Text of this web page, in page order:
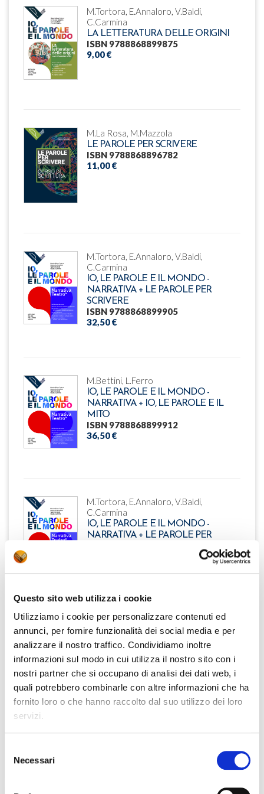
Questo sito web utilizza i cookie
Utilizziamo i cookie per personalizzare contenuti ed
annunci, per fornire funzionalità dei social media e per
analizzare il nostro traffico. Condividiamo inoltre
informazioni sul modo in cui utilizza il nostro sito con i
nostri partner che si occupano di analisi dei dati web, i
quali potrebbero combinarle con altre informazioni che ha
fornito loro o che hanno raccolto dal suo utilizzo dei loro
servizi.
delNecessari
M.Tortora, E.Annaloro, V.Baldi,
C.Carmina
LA LETTERATURA DELLE ORIGINI
ISBN 9788868899875
9,00 €
M.La Rosa, M.Mazzola
LE PAROLE PER SCRIVERE
ISBN 9788868896782
11,00 €
M.Tortora, E.Annaloro, V.Baldi,
C.Carmina
IO, LE PAROLE E IL MONDO -
NARRATIVA + LE PAROLE PER
SCRIVERE
ISBN 9788868899905
32,50 €
M.Bettini, L.Ferro
IO, LE PAROLE E IL MONDO -
NARRATIVA + IO, LE PAROLE E IL
MITO
ISBN 9788868899912
36,50 €
M.Tortora, E.Annaloro, V.Baldi,
C.Carmina
IO, LE PAROLE E IL MONDO -
NARRATIVA + LE PAROLE PER
SCRIVERE + IO, LE PAROLE E IL MITO
M.Tortora, E.Annaloro, V.Baldi,
C.Carmina
IO, LE PAROLE E IL MONDO -
POESIA + LA LETTERATURA DELLE
ORIGINI
ISBN 9788868899936
28,00 €